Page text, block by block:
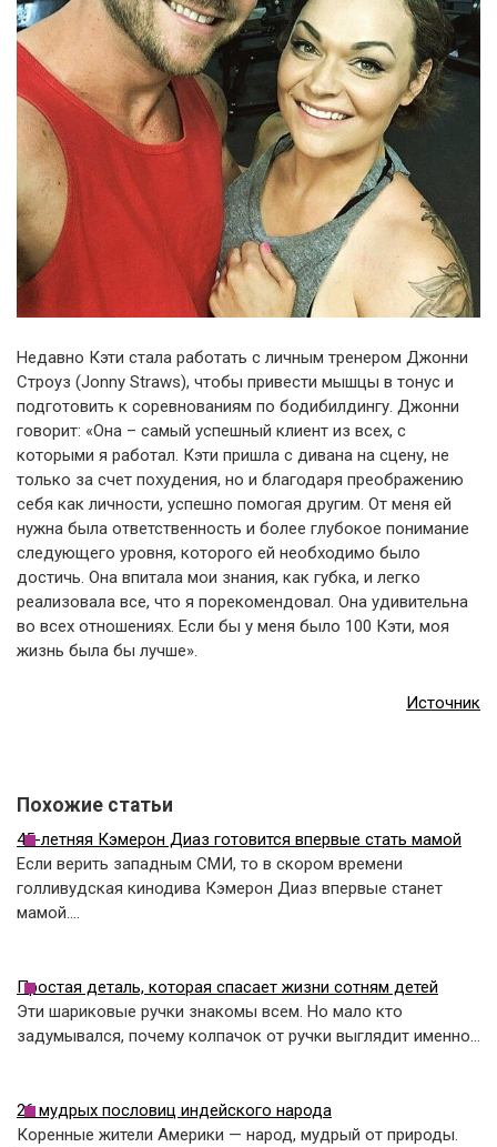
Недавно Кэти стала работать с личным тренером Джонни
Строуз (Jonny Straws), чтобы привести мышцы в тонус и
подготовить к соревнованиям по бодибилдингу. Джонни
говорит: «Она – самый успешный клиент из всех, с
которыми я работал. Кэти пришла с дивана на сцену, не
только за счет похудения, но и благодаря преображению
себя как личности, успешно помогая другим. От меня ей
нужна была ответственность и более глубокое понимание
следующего уровня, которого ей необходимо было
достичь. Она впитала мои знания, как губка, и легко
реализовала все, что я порекомендовал. Она удивительна
во всех отношениях. Если бы у меня было 100 Кэти, моя
жизнь была бы лучше».
Источник
Похожие статьи
45-летняя Кэмерон Диаз готовится впервые стать мамой
Если верить западным СМИ, то в скором времени
голливудская кинодива Кэмерон Диаз впервые станет
мамой.…
Простая деталь, которая спасает жизни сотням детей
Эти шариковые ручки знакомы всем. Но мало кто
задумывался, почему колпачок от ручки выглядит именно…
26 мудрых пословиц индейского народа
Коренные жители Америки — народ, мудрый от природы.